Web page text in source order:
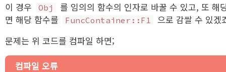
이 경우
Obj
를 임의의 함수의 인자로 바꿀 수 있고, 또 해
면 해당 함수를
FuncContainer::F1
으로 감쌀 수 있겠
문제는 위 코드를 컴파일 하면;
컴파일 오류